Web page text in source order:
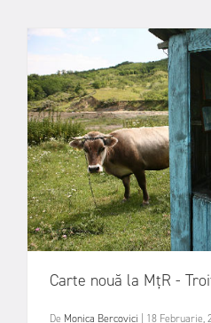
Carte nouă la MțR -
De Monica Bercovici 18 Februarie,